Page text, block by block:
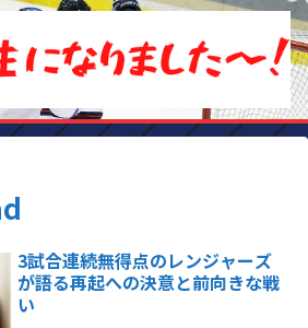
3試合連続無得点のレンジャーズ
が語る再起への決意と前向きな戦
い